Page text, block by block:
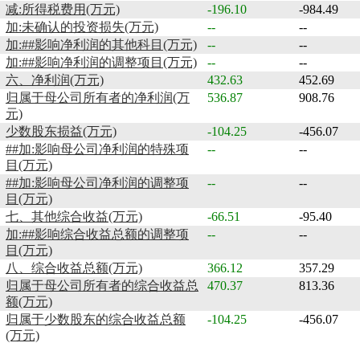
减:所得税费用(万元)
-196.10
-984.49
加:未确认的投资损失(万元)
--
--
加:##影响净利润的其他科目(万元)
--
--
加:##影响净利润的调整项目(万元)
--
--
六、净利润(万元)
432.63
452.69
归属于母公司所有者的净利润(万
元)
536.87 908.76
少数股东损益(万元) -104.25
-456.07
##加:影响母公司净利润的特殊项
目(万元)
-- --
##加:影响母公司净利润的调整项
目(万元)
-- --
七、其他综合收益(万元) -66.51
-95.40
加:##影响综合收益总额的调整项
目(万元)
-- --
八、综合收益总额(万元) 366.12
357.29
归属于母公司所有者的综合收益总
额(万元)
470.37 813.36
归属于少数股东的综合收益总额
(万元)
-104.25 -456.07